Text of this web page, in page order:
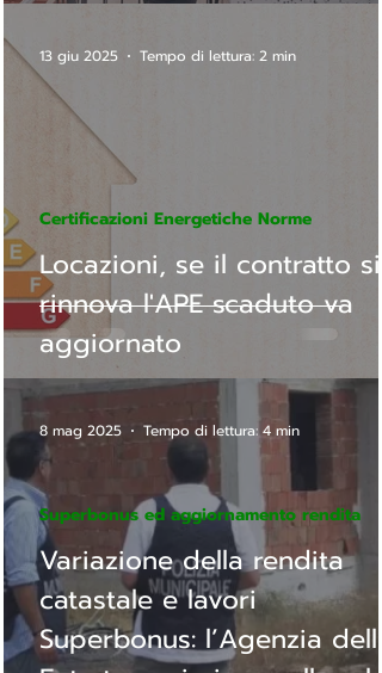
Locazioni, se il contratto si
rinnova l'APE scaduto va
aggiornato
Certificazioni Energetiche Norme
13 giu 2025 Tempo di lettura: 2 min
Variazione della rendita
catastale e lavori
Superbonus: l’Agenzia delle
Superbonus ed aggiornamento rendita
8 mag 2025 Tempo di lettura: 4 min